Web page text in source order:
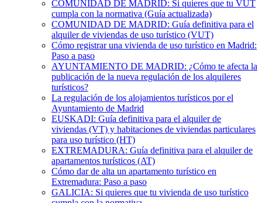
COMUNIDAD DE MADRID: Si quieres que tu VUT
cumpla con la normativa (Guía actualizada)
COMUNIDAD DE MADRID: Guía definitiva para el
alquiler de viviendas de uso turístico (VUT)
Cómo registrar una vivienda de uso turístico en Madrid:
Paso a paso
AYUNTAMIENTO DE MADRID: ¿Cómo te afecta la
publicación de la nueva regulación de los alquileres
turísticos?
La regulación de los alojamientos turísticos por el
Ayuntamiento de Madrid
EUSKADI: Guía definitiva para el alquiler de
viviendas (VT) y habitaciones de viviendas particulares
para uso turístico (HT)
EXTREMADURA: Guía definitiva para el alquiler de
apartamentos turísticos (AT)
Cómo dar de alta un apartamento turístico en
Extremadura: Paso a paso
GALICIA: Si quieres que tu vivienda de uso turístico